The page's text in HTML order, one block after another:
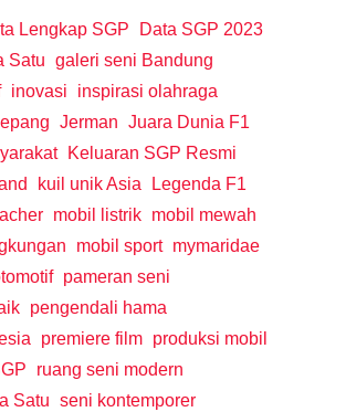
Lengkap SGP
Data SGP 2023
Satu galeri seni Bandung
inovasi
inspirasi olahraga
Jerman Juara Dunia F1
Keluaran SGP Resmi
kuil unik Asia
Legenda F1
mobil listrik mobil mewah
mobil sport mymaridae
pameran seni
pengendali hama
premiere film produksi mobil
ruang seni modern
Satu seni kontemporer